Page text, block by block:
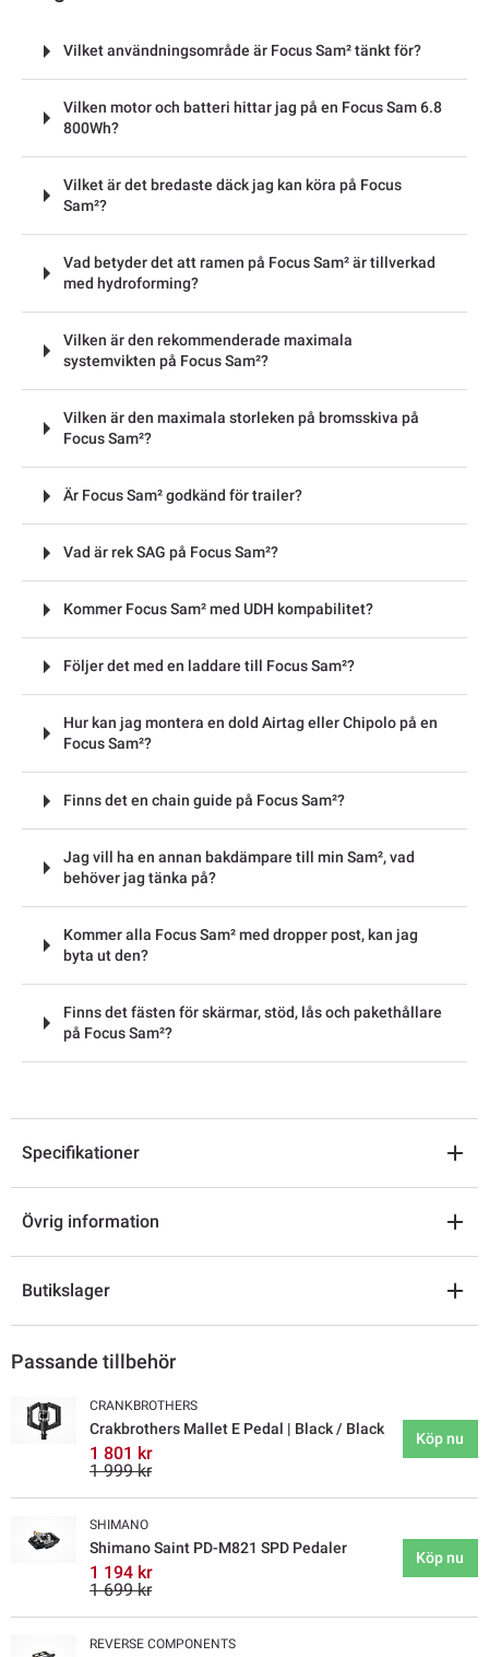
Vilket användningsområde är Focus Sam² tänkt för?
Vilken motor och batteri hittar jag på en Focus Sam 6.8
800Wh?
Vilket är det bredaste däck jag kan köra på Focus
Sam²?
Vad betyder det att ramen på Focus Sam² är tillverkad
med hydroforming?
Vilken är den rekommenderade maximala
systemvikten på Focus Sam²?
Vilken är den maximala storleken på bromsskiva på
Focus Sam²?
Är Focus Sam² godkänd för trailer?
Vad är rek SAG på Focus Sam²?
Kommer Focus Sam² med UDH kompabilitet?
Följer det med en laddare till Focus Sam²?
Hur kan jag montera en dold Airtag eller Chipolo på en
Focus Sam²?
Finns det en chain guide på Focus Sam²?
Jag vill ha en annan bakdämpare till min Sam², vad
behöver jag tänka på?
Kommer alla Focus Sam² med dropper post, kan jag
byta ut den?
Finns det fästen för skärmar, stöd, lås och pakethållare
på Focus Sam²?
Specifikationer
Övrig information
Butikslager
Passande tillbehör
CRANKBROTHERS
Crakbrothers Mallet E Pedal | Black / Black
1 801 kr
1 999 kr
Köp nu
SHIMANO
Shimano Saint PD-M821 SPD Pedaler
1 194 kr
1 699 kr
Köp nu
REVERSE COMPONENTS